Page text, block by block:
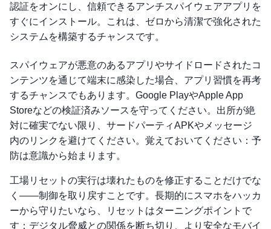
認証をオンにし、信頼できるアンチスパイウェアアプリを
すぐにインストール。これは、ゼロから清潔で強化された
システムを構築するチャンスです。
スパイウェアが悪意のあるアプリやサイドロードされたコ
ンテンツを通じて端末に感染した場合、アプリ習慣を再考
するチャンスでもあります。Google PlayやApple App
Storeなどの検証済みソースを守ってください。出所が絶
対に確実でない限り、サードパーティAPKやメッセージ
内のリンクを避けてください。覚えておいてください：予
防は意識から始まります。
工場リセットの実行は壊れたものを修正することだけでな
く——制御を取り戻すことです。長期的にスマホをハッカ
ーから守りたいなら、リセットはターニングポイントで
す：デジタル脅威との関係を断ち切り、より安全なモバイ